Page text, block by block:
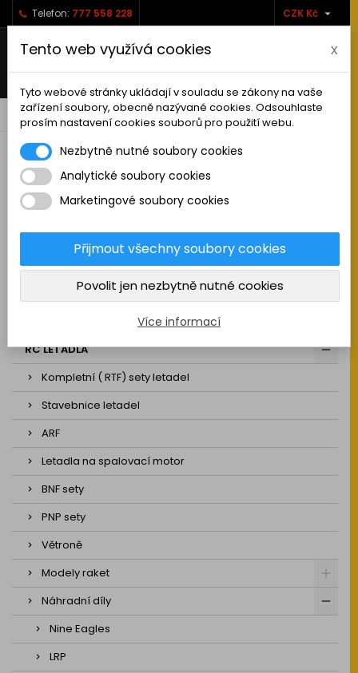
Telefon: 777 558 228 CZK Kč 
   shopping_cart0
RC AUTA
KAMIONY A NÁKLADNÍ AUTA
MAKETOVÉ DOPLŇKY
STAVEBNÍ STROJE
RC LETADLA
Kompletní ( RTF) sety letadel
Stavebnice letadel
ARF
Letadla na spalovací motor
BNF sety
PNP sety
Větroně
Modely raket
Náhradní díly
Nine Eagles
LRP
Tento web využívá cookies x
Tyto webové stránky ukládají v souladu se zákony na vaše
zařízení soubory, obecně nazývané cookies. Odsouhlaste
prosím nastavení cookies souborů pro použití webu.
Nezbytně nutné soubory cookies
Analytické soubory cookies
Marketingové soubory cookies
Přijmout všechny soubory cookies
Povolit jen nezbytně nutné cookies
Více informací